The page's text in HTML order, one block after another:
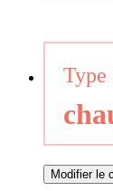
Type
Modifier le